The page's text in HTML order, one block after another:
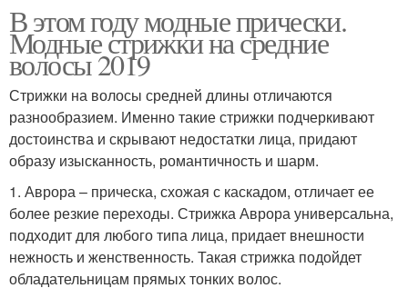
В этом году модные прически.
Модные стрижки на средние
волосы 2019
Стрижки на волосы средней длины отличаются
разнообразием. Именно такие стрижки подчеркивают
достоинства и скрывают недостатки лица, придают
образу изысканность, романтичность и шарм.
1. Аврора – прическа, схожая с каскадом, отличает ее
более резкие переходы. Стрижка Аврора универсальна,
подходит для любого типа лица, придает внешности
нежность и женственность. Такая стрижка подойдет
обладательницам прямых тонких волос.